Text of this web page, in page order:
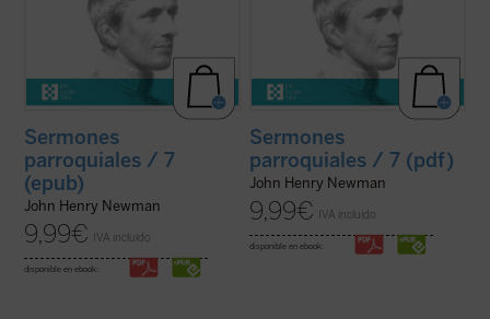
Sermones
parroquiales / 7
(epub)
John Henry Newman
9,99€ IVA incluido
disponible en ebook:
Sermones
parroquiales / 7 (pdf)
John Henry Newman
9,99€ IVA incluido
disponible en ebook: